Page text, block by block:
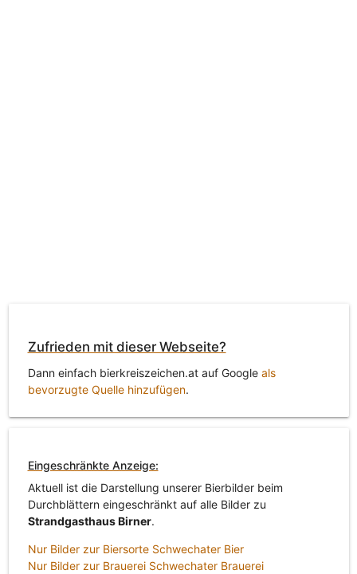
Zufrieden mit dieser Webseite?
Dann einfach bierkreiszeichen.at auf Google als
bevorzugte Quelle hinzufügen.
Eingeschränkte Anzeige:
Aktuell ist die Darstellung unserer Bierbilder beim
Durchblättern eingeschränkt auf alle Bilder zu
Strandgasthaus Birner.
Nur Bilder zur Biersorte Schwechater Bier
Nur Bilder zur Brauerei Schwechater Brauerei